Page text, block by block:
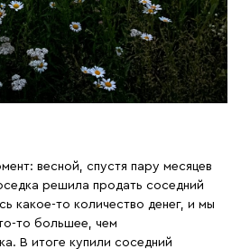
весной, спустя пару месяцев
решила продать соседний
какое-то количество денег, и мы
то большее, чем
В итоге купили соседний